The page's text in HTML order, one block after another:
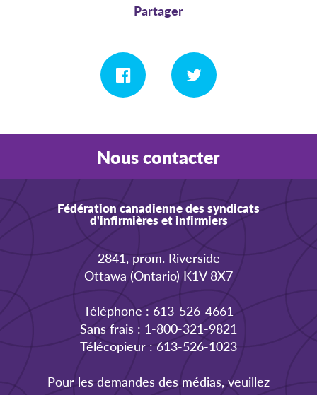
Partager
Nous contacter
Fédération canadienne des syndicats
d'infirmières et infirmiers
2841, prom. Riverside
Ottawa (Ontario) K1V 8X7
Téléphone : 613-526-4661
Sans frais : 1-800-321-9821
Télécopieur : 613-526-1023
Pour les demandes des médias, veuillez